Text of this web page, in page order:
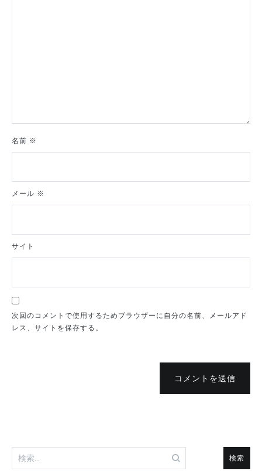
名前 ※
メール ※
サイト
次回のコメントで使用するためブラウザーに自分の名前、メールアド
レス、サイトを保存する。
コメントを送信
検
索: